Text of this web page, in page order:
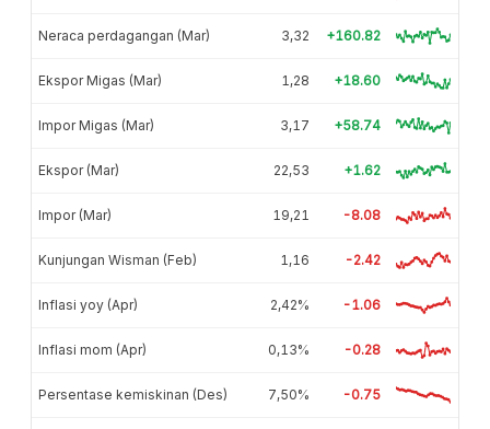
Neraca perdagangan (Mar) 3,32 +160.82
Ekspor Migas (Mar) 1,28 +18.60
Impor Migas (Mar) 3,17 +58.74
Ekspor (Mar) 22,53 +1.62
Impor (Mar) 19,21 -8.08
Kunjungan Wisman (Feb) 1,16 -2.42
Inflasi yoy (Apr) 2,42% -1.06
Inflasi mom (Apr) 0,13% -0.28
Persentase kemiskinan (Des) 7,50% -0.75